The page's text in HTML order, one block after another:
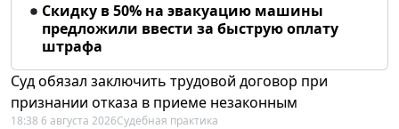
Скидку в 50% на эвакуацию машины
предложили ввести за быструю оплату
штрафа
Суд обязал заключить трудовой договор при
признании отказа в приеме незаконным
18:38 6 августа 2026Судебная практика